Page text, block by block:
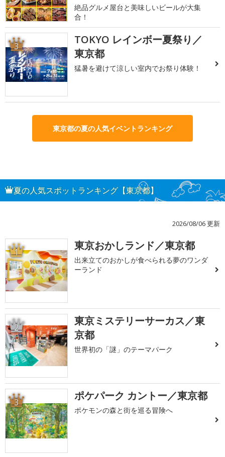
絶品グルメ屋台と美味しいビールが大集
合！
3
TOKYO レインボー夏祭り／
東京都
猛暑を避けて涼しい室内でお祭り体験！
東京都の夏の人気イベントランキング
夏の人気スポットランキング【東京都】
2026/08/06 更新
1 東京おかしランド／東京都
出来立てのおかしが食べられる夢のワンダ
ーランド
2
東京ミステリーサーカス／東
京都
世界初の「謎」のテーマパーク
3 ポケパーク カントー／東京都
ポケモンの森と街を巡る冒険へ